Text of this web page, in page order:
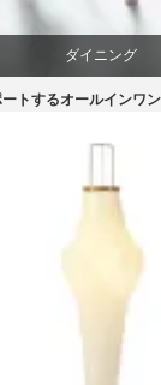
ダイニング
ートするオールイン